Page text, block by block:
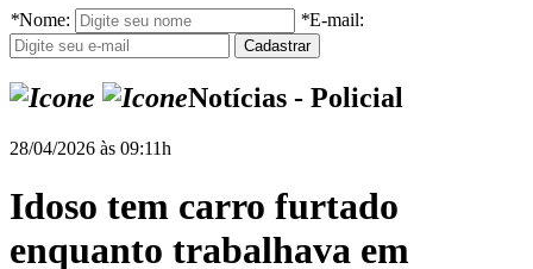
*Nome: *E-mail:
Notícias - Policial
28/04/2026 às 09:11h
Idoso tem carro furtado
enquanto trabalhava em